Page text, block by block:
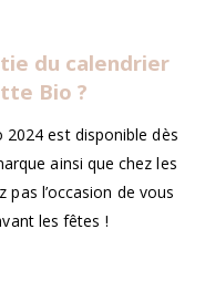
du calendrier
Bio ?
2024 est disponible dès
ainsi que chez les
l’occasion de vous
les fêtes !